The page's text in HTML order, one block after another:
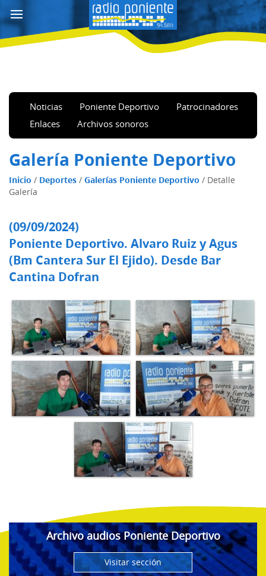
Noticias Poniente Deportivo
Patrocinadores
Enlaces
Archivos sonoros
Galería Poniente Deportivo
Inicio / Deportes / Galerías Poniente Deportivo / Detalle
Galería
(09/09/2024)
Poniente Deportivo. Alvaro Ruiz y Agus
(Bm Cantera Sur El Ejido). Desde Bar
Cantina Dofran
Archivo audios Poniente Deportivo
Visitar sección